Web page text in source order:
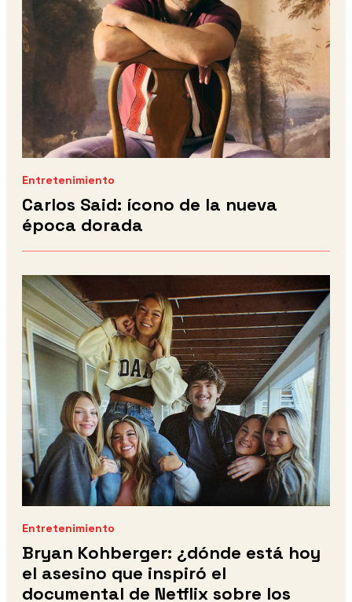
Entretenimiento
Carlos Said: ícono de la nueva
época dorada
Entretenimiento
Bryan Kohberger: ¿dónde está hoy
el asesino que inspiró el
documental de Netflix sobre los